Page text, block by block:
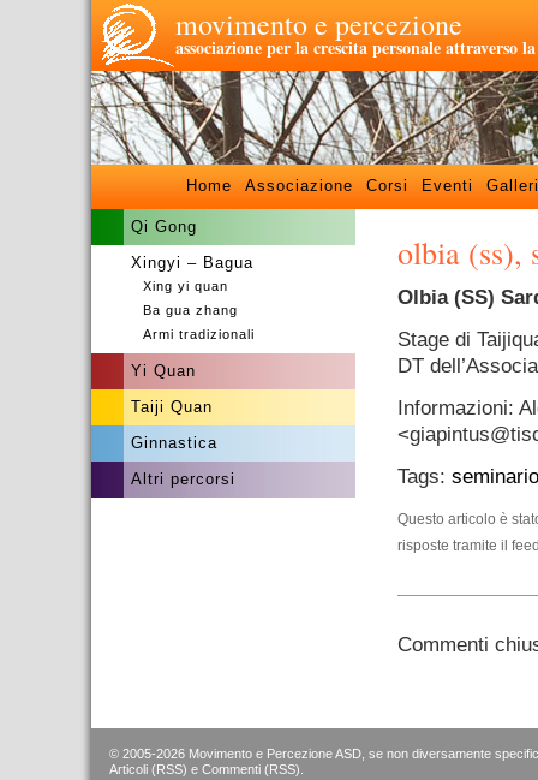
movimento e percezione
associazione per la crescita personale attraverso
Home Associazione Corsi Eventi
Qi Gong
Xingyi – Bagua
Xing yi quan
Ba gua zhang
Armi tradizionali
Yi Quan
Taiji Quan
Ginnastica
Altri percorsi
olbia (ss),
Olbia (SS)
Stage di
DT
Informazioni:
<giapintus@
Tags: seminario
Questo articolo è
risposte tramite il
Commenti
© 2005-2026 Movimento e Percezione ASD, se non diversamente
Articoli (RSS) e Commenti (RSS)